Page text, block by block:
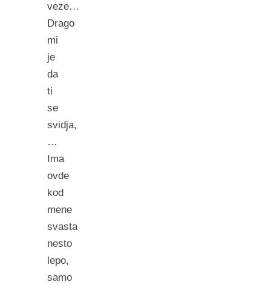
veze…
Drago
mi
je
da
ti
se
svidja,
…
Ima
ovde
kod
mene
svasta
nesto
lepo,
samo